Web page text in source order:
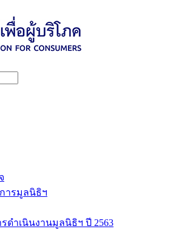
ารมูลนิธิฯ
ดำเนินงานมูลนิธิฯ ปี 2563